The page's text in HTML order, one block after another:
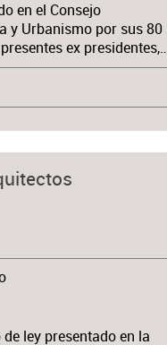
en el Consejo
y Urbanismo por sus 80
ex
ley presentado en la